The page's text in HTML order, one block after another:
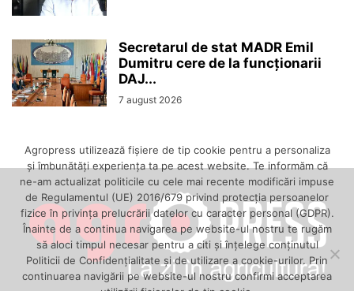
Secretarul de stat MADR Emil
Dumitru cere de la funcționarii
DAJ...
7 august 2026
Agropress utilizează fişiere de tip cookie pentru a personaliza
și îmbunătăți experiența ta pe acest website. Te informăm că
ne-am actualizat politicile cu cele mai recente modificări impuse
de Regulamentul (UE) 2016/679 privind protecția persoanelor
fizice în privința prelucrării datelor cu caracter personal (GDPR).
Înainte de a continua navigarea pe website-ul nostru te rugăm
să aloci timpul necesar pentru a citi și înțelege conținutul
Politicii de Confidențialitate și de utilizare a cookie-urilor. Prin
continuarea navigării pe website-ul nostru confirmi acceptarea